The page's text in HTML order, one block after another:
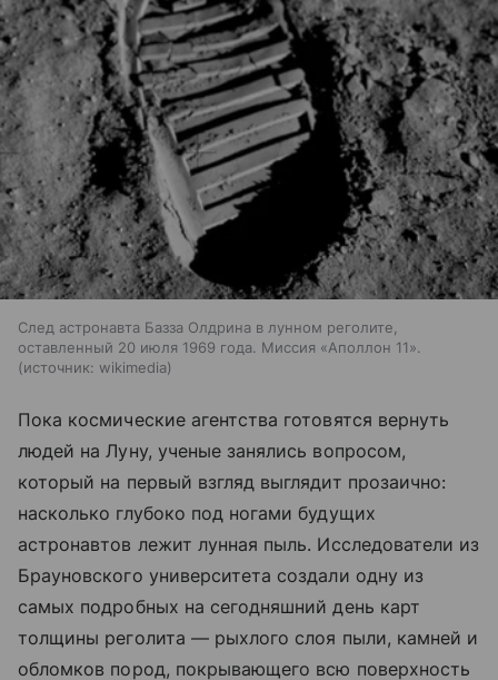
След астронавта Базза Олдрина в лунном реголите,
оставленный 20 июля 1969 года. Миссия «Аполлон 11».
источник: wikimedia
Пока космические агентства готовятся вернуть
людей на Луну, ученые занялись вопросом,
который на первый взгляд выглядит прозаично:
насколько глубоко под ногами будущих
астронавтов лежит лунная пыль. Исследователи из
Брауновского университета создали одну из
самых подробных на сегодняшний день карт
толщины реголита — рыхлого слоя пыли, камней и
обломков пород, покрывающего всю поверхность